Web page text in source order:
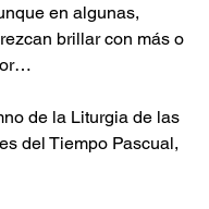
en algunas,
brillar con más o
de la Liturgia de las
del Tiempo Pascual,